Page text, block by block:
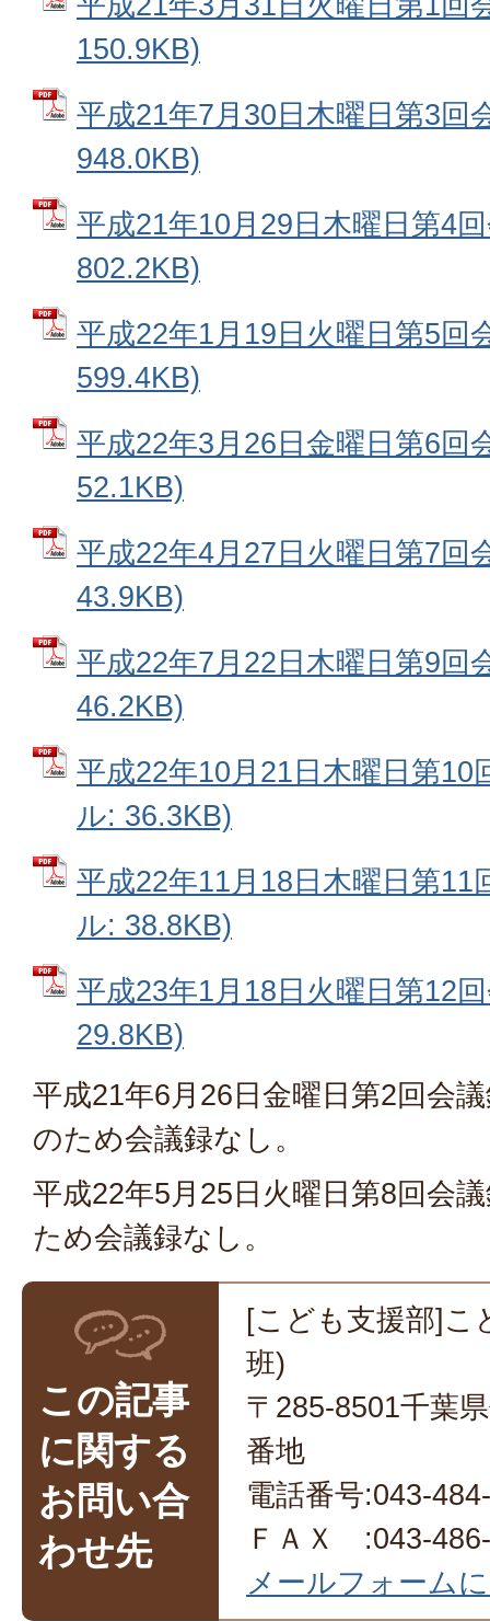
150.9KB)
平成21年7月30日木曜日第3回
948.0KB)
平成21年10月29日木曜日第4
802.2KB)
平成22年1月19日火曜日第5回
599.4KB)
平成22年3月26日金曜日第6回
52.1KB)
平成22年4月27日火曜日第7回
43.9KB)
平成22年7月22日木曜日第9回
46.2KB)
平成22年10月21日木曜日第10
ル: 36.3KB)
平成22年11月18日木曜日第11
ル: 38.8KB)
平成23年1月18日火曜日第12
29.8KB)
平成21年6月26日金曜日第2回会
のため会議録なし。
平成22年5月25日火曜日第8回会
ため会議録なし。
この記事
に関する
お問い合
わせ先
[こども支援部]こ
班)
〒285-8501千葉
番地
電話番号:043-
ＦＡＸ :043-
メールフォーム